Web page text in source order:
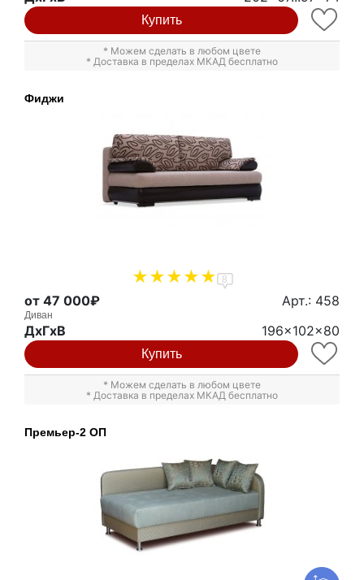
Купить
* Можем сделать в любом цвете
* Доставка в пределах МКАД бесплатно
Фиджи
8
от 47 000₽ Арт.: 458
Диван
ДxГxВ 196x102x80
Купить
* Можем сделать в любом цвете
* Доставка в пределах МКАД бесплатно
Премьер-2 ОП